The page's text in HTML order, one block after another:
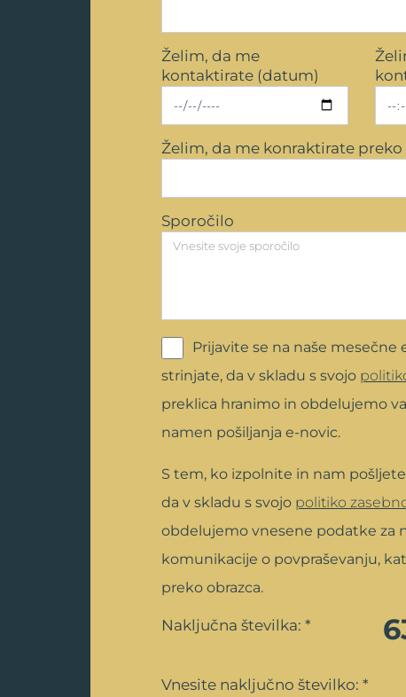
Želim, da me
kontaktirate (datum)
Želim, da me konraktirate preko
Sporočilo
Prijavite se na naše mesečne
strinjate, da v skladu s svojo
preklica hranimo in obdelujemo
namen pošiljanja e-novic.
S tem, ko izpolnite in nam
da v skladu s svojo politiko
obdelujemo vnesene podatke za
komunikacije o povpraševanju,
preko obrazca.
Naključna številka: *
Vnesite naključno številko: *